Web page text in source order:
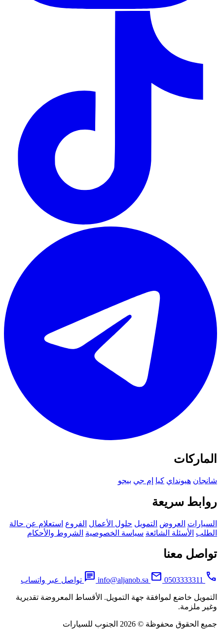
هيونداي كيا إم جي بيجو
سريعة
العروض التمويل حلول الأعمال الفروع استعلام عن حالة
الأسئلة الشائعة سياسة الخصوصية الشروط والأحكام
معنا
0503333311
mail
info@aljanob.sa
chatتواصل عبر واتساب
خاضع لموافقة جهة التمويل. الأقساط المعروضة تقديرية
ملزمة.
محفوظة © 2026 الجنوب للسيارات